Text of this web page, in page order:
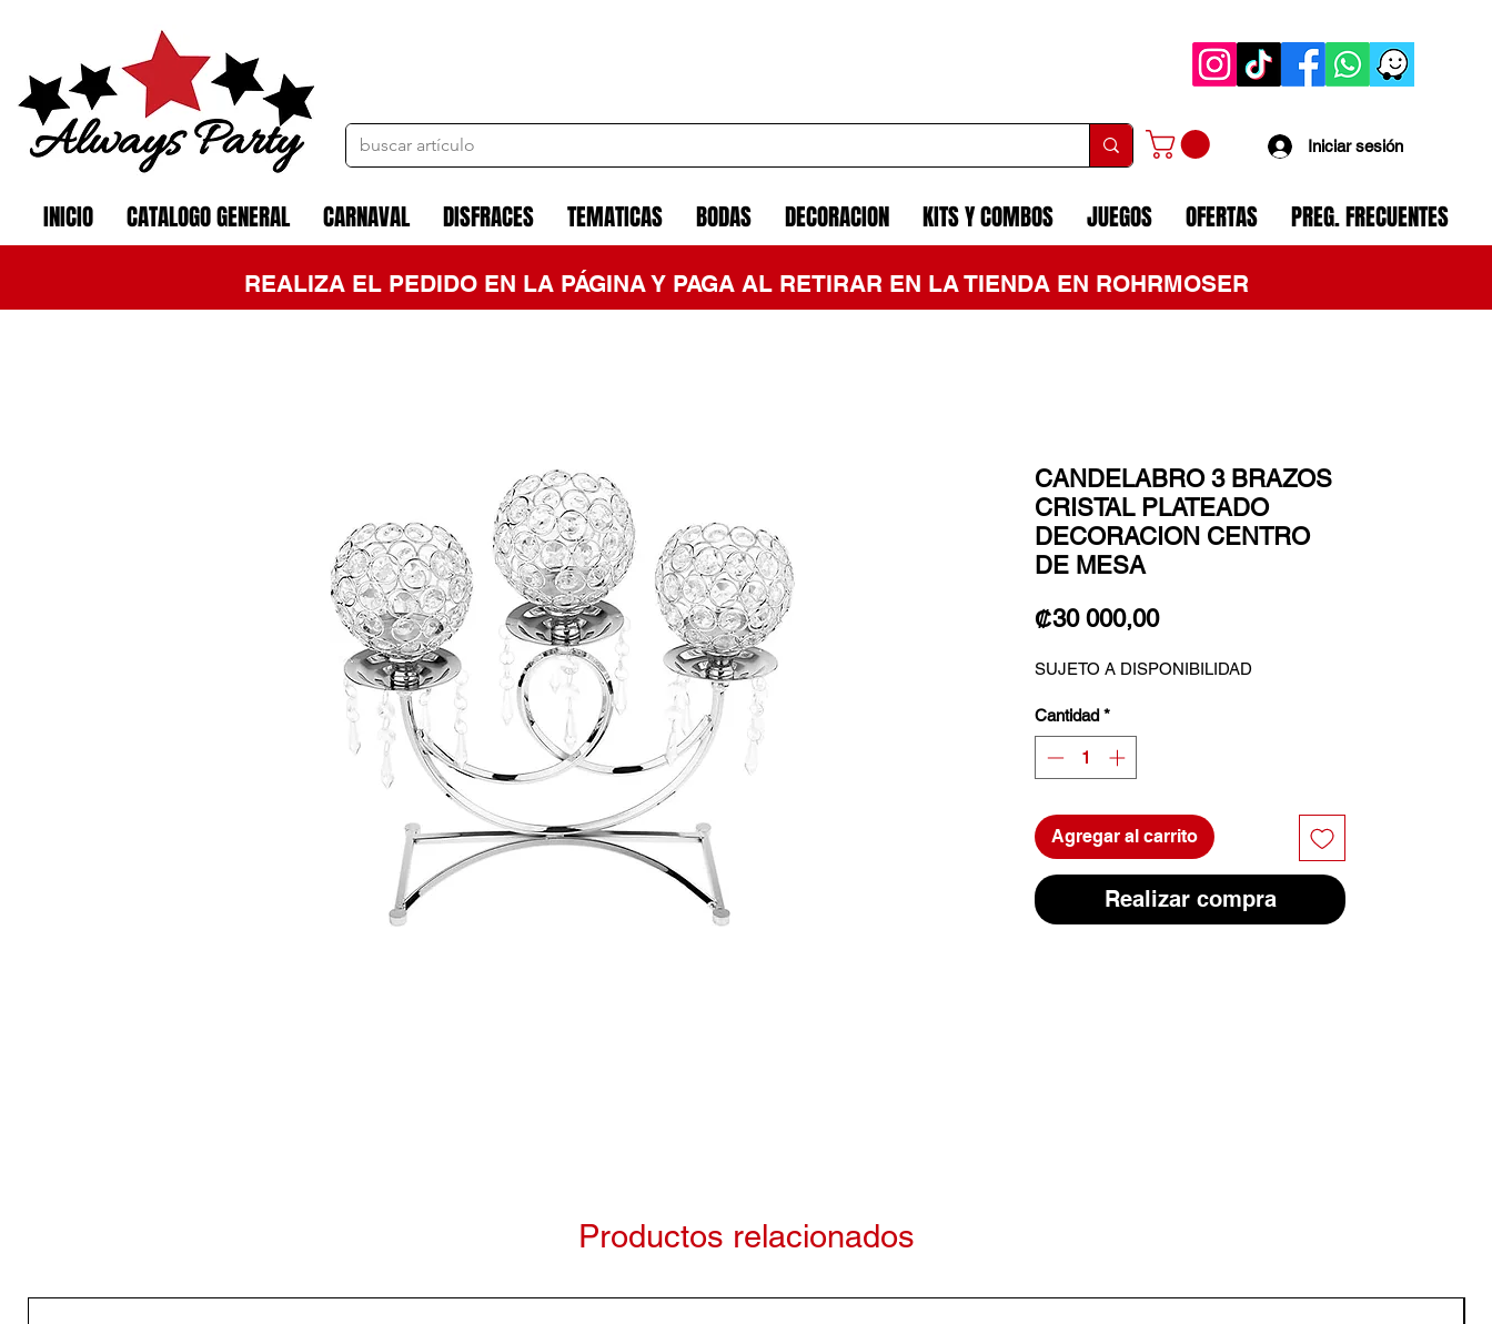
Iniciar sesión
INICIO CATALOGO GENERAL CARNAVAL DISFRACES TEMATICAS BODAS DECORACION KITS Y COMBOS JUEGOS OFERTAS PREG. FRECUENTES
REALIZA EL PEDIDO EN LA PÁGINA Y PAGA AL RETIRAR EN LA TIENDA EN ROHRMOSER
CANDELABRO 3 BRAZOS
CRISTAL PLATEADO
DECORACION CENTRO
DE MESA
₡30 000,00Precio
SUJETO A DISPONIBILIDAD
Cantidad *
Agregar al carrito
Realizar compra
Productos relacionados